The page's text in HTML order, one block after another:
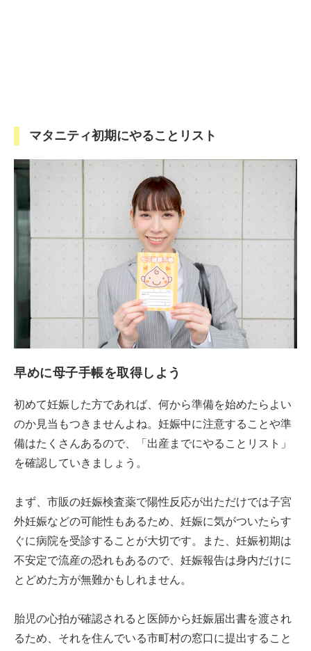
マタニティ初期にやることリスト
早めに母子手帳を取得しよう
初めて妊娠した方であれば、何から準備を始めたらよい
のか見当もつきませんよね。妊娠中に注意することや準
備はたくさんあるので、「出産までにやることリスト」
を確認していきましょう。
まず、市販の妊娠検査薬で陽性反応が出ただけでは子宮
外妊娠などの可能性もあるため、妊娠に気がついたらす
ぐに病院を受診することが大切です。また、妊娠初期は
不安定で流産の恐れもあるので、妊娠報告は身内だけに
とどめた方が無難かもしれません。
胎児の心拍が確認されると医師から妊娠届出書を渡され
るため、それを住んでいる市町村の窓口に提出すること